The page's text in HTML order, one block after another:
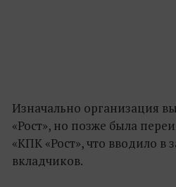
Изначально организация
«Рост», но позже была
«КПК «Рост», что вводило в
вкладчиков.